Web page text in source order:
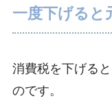
一度下げると
消費税を下げると
のです。